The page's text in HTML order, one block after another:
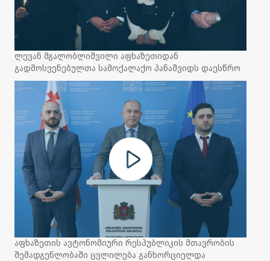
ლევან მგალობლიშვილი აფხაზეთიდან
გადმოსვენებულთა სამოქალაქო პანაშვიდს დაესწრო
აფხაზეთის ავტონომიური რესპუბლიკის მთავრობის
შემადგენლობაში ცვლილება განხორციელდა